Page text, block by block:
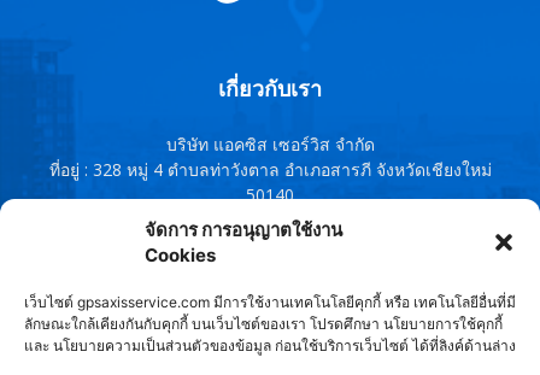
จัดการ การอนุญาตใช้งาน
Cookies
เว็บไซต์ gpsaxisservice.com มีการใช้งานเทคโนโลยีคุกกี้ หรือ เทคโนโลยีอื่นที่มี
ลักษณะใกล้เคียงกันกับคุกกี้ บนเว็บไซต์ของเรา โปรดศึกษา นโยบายการใช้คุกกี้
และ นโยบายความเป็นส่วนตัวของข้อมูล ก่อนใช้บริการเว็บไซต์ ได้ที่ลิงค์ด้านล่าง
เกี่ยวกับเรา
บริษัท แอคซิส เซอร์วิส จำกัด
ที่อยู่ : 328 หมู่ 4 ตำบลท่าวังตาล อำเภอสารภี จังหวัดเชียงใหม่
50140
โทรศัพท์ : 091-0759380 , 095-1343588,091-8544167, 053-
960802
Line ID : @axisservice
ติดต่อเรา:axisservice2010@gmail.com